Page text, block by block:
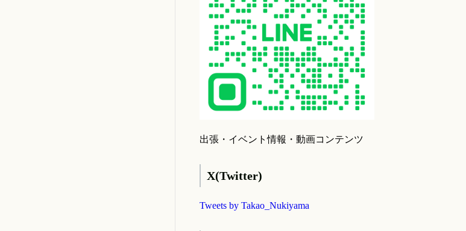
出張・イベント情報・動画コンテンツ
X(Twitter)
Tweets by Takao_Nukiyama